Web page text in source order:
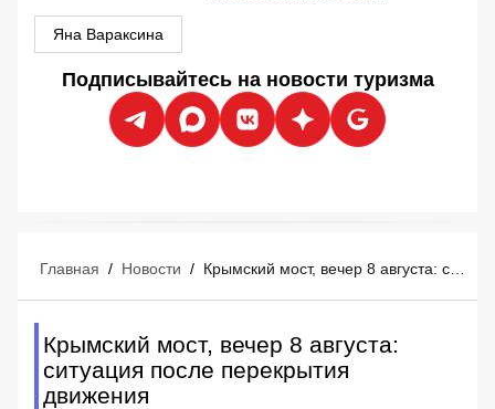
Яна Вараксина
Подписывайтесь на новости туризма
Главная / Новости /
Крымский мост, вечер 8 августа:
ситуация после перекрытия
движения